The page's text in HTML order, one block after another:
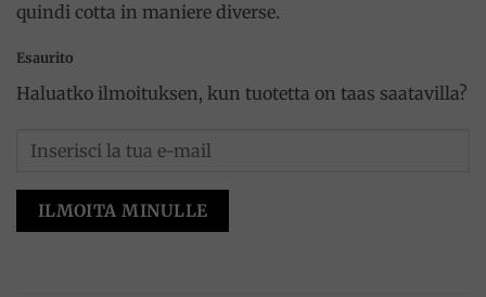
quindi cotta in maniere diverse.
Esaurito
Haluatko ilmoituksen, kun tuotetta on taas saatavilla?
ILMOITA MINULLE